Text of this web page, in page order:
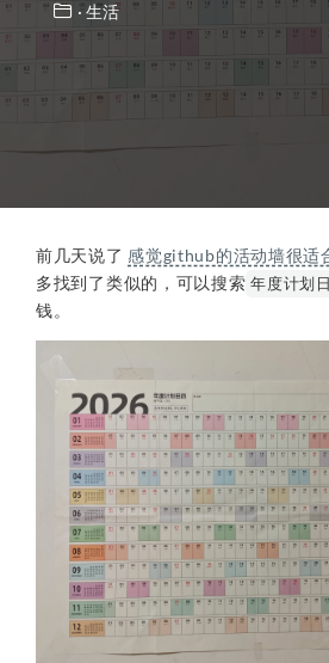
· 生活
前几天说了 感觉github的活动墙很适
多找到了类似的，可以搜索 年度计划
钱。